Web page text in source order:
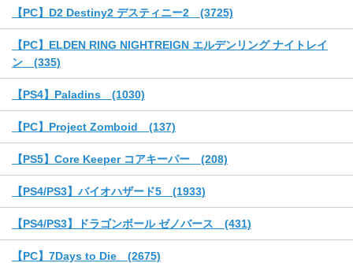
【PC】D2 Destiny2 デスティニー2 (3725)
【PC】ELDEN RING NIGHTREIGN エルデンリング ナイトレイ
ン (335)
【PS4】Paladins (1030)
【PC】Project Zomboid (137)
【PS5】Core Keeper コアキーパー (208)
【PS4/PS3】バイオハザード5 (1933)
【PS4/PS3】ドラゴンボール ゼノバース (431)
【PC】7Days to Die (2675)